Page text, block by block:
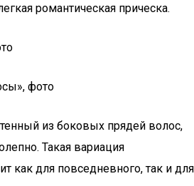
романтическая прическа.
фото
из боковых прядей волос,
Такая вариация
как для повседневного, так и для